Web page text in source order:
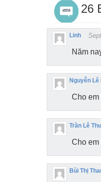
26
Linh
Năm
Nguyễn
Cho
Trần Lê
Cho
Bùi Thị